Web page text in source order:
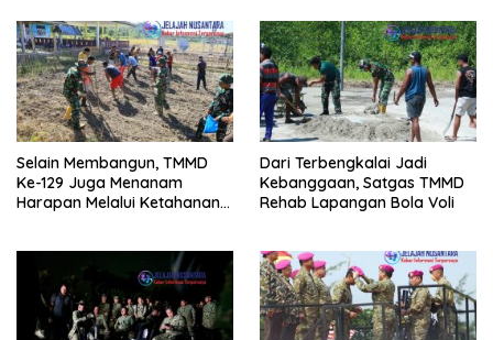
Selain Membangun, TMMD
Ke-129 Juga Menanam
Harapan Melalui Ketahanan
Dari Terbengkalai Jadi
Kebanggaan, Satgas TMMD
Rehab Lapangan Bola Voli